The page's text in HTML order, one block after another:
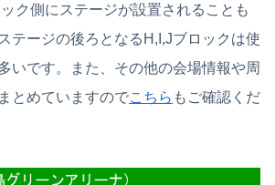
ク側にステージが設置されることも
テージの後ろとなるH,I,Jブロックは使
いです。また、その他の会場情報や周
とめていますのでこちら もご確認くだ